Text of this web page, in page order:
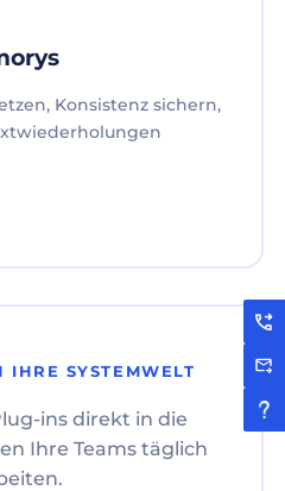
Konsistenz sichern,
IHRE SYSTEMWELT
ins direkt in die
Ihre Teams täglich